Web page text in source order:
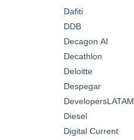
Dafiti
DDB
Decagon AI
Decathlon
Deloitte
Despegar
DevelopersLATAM
Diesel
Digital Current